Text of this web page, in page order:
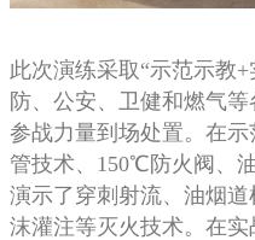
此次演练采取“示范示教
防、公安、卫健和燃气
参战力量到场处置。在
管技术、150℃防火阀、
演示了穿刺射流、油烟
沫灌注等灭火技术。在